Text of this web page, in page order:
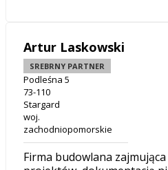
Artur Laskowski
SREBRNY PARTNER
Podleśna 5
73-110
Stargard
woj.
zachodniopomorskie
Firma budowlana